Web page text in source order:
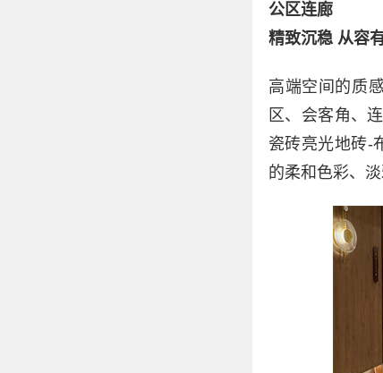
公区连廊
精致沉稳 从容
高端空间的质
区、会客角、
瓷砖亮光地砖-
的柔和色彩、